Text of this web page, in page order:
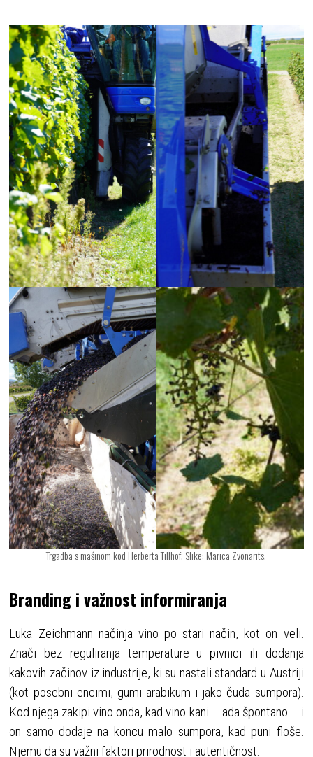
Trgadba s mašinom kod Herberta Tillhof. Slike: Marica Zvonarits.
Branding i važnost informiranja
Luka Zeichmann načinja vino po stari način, kot on veli.
Znači bez reguliranja temperature u pivnici ili dodanja
kakovih začinov iz industrije, ki su nastali standard u Austriji
(kot posebni encimi, gumi arabikum i jako čuda sumpora).
Kod njega zakipi vino onda, kad vino kani – ada špontano – i
on samo dodaje na koncu malo sumpora, kad puni floše.
Njemu da su važni faktori prirodnost i autentičnost.